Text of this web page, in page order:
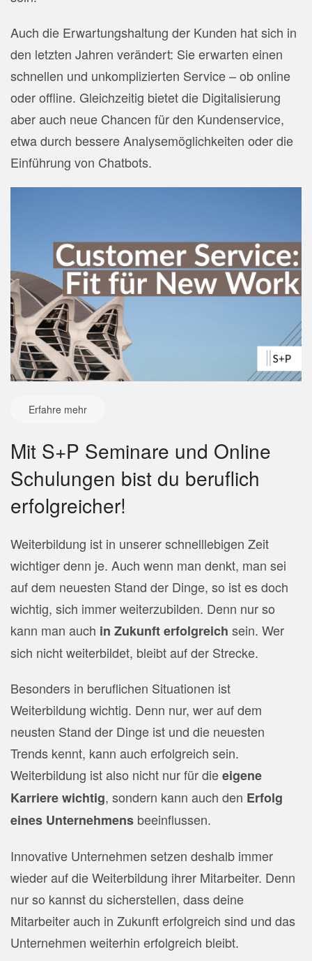
Auch die Erwartungshaltung der Kunden hat sich in
den letzten Jahren verändert: Sie erwarten einen
schnellen und unkomplizierten Service – ob online
oder offline. Gleichzeitig bietet die Digitalisierung
aber auch neue Chancen für den Kundenservice,
etwa durch bessere Analysemöglichkeiten oder die
Einführung von Chatbots.
Erfahre mehr
Mit S+P Seminare und Online
Schulungen bist du beruflich
erfolgreicher!
Weiterbildung ist in unserer schnelllebigen Zeit
wichtiger denn je. Auch wenn man denkt, man sei
auf dem neuesten Stand der Dinge, so ist es doch
wichtig, sich immer weiterzubilden. Denn nur so
kann man auch in Zukunft erfolgreich sein. Wer
sich nicht weiterbildet, bleibt auf der Strecke.
Besonders in beruflichen Situationen ist
Weiterbildung wichtig. Denn nur, wer auf dem
neusten Stand der Dinge ist und die neuesten
Trends kennt, kann auch erfolgreich sein.
Weiterbildung ist also nicht nur für dieeigene
Karriere wichtig, sondern kann auch den Erfolg
eines Unternehmens beeinflussen.
Innovative Unternehmen setzen deshalb immer
wieder auf die Weiterbildung ihrer Mitarbeiter. Denn
nur so kannst du sicherstellen, dass deine
Mitarbeiter auch in Zukunft erfolgreich sind und das
Unternehmen weiterhin erfolgreich bleibt.